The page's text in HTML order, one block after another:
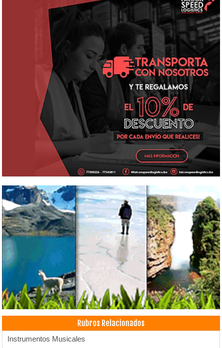
Rubros Relacionados
Instrumentos Musicales